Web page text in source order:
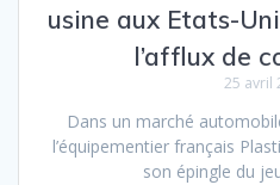
usine aux Etats-
l’afflux de
25 avril
Dans un marché
l’équipementier français
son épingle du